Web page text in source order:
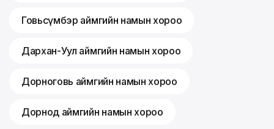
Говьсүмбэр аймгийн намын хороо
Дархан-Уул аймгийн намын хороо
Дорноговь аймгийн намын хороо
Дорнод аймгийн намын хороо